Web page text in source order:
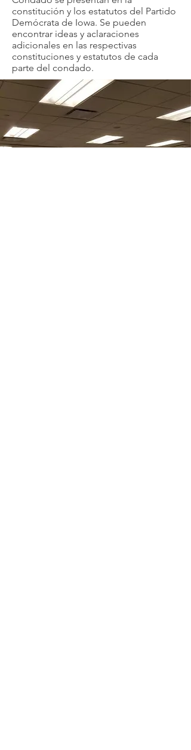
constitución y los estatutos del Partido
Demócrata de Iowa. Se pueden
encontrar ideas y aclaraciones
adicionales en las respectivas
constituciones y estatutos de cada
parte del condado.